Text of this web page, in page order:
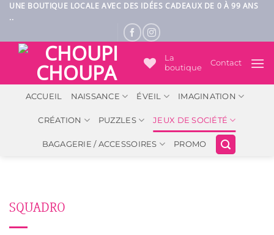
Passer
au
UNE BOUTIQUE LOCALE AVEC DES IDÉES CADEAUX DE 0 À 99 ANS
..
La
boutique
Contact
ACCUEIL NAISSANCE ÉVEIL IMAGINATION
CRÉATION PUZZLES JEUX DE SOCIÉTÉ
BAGAGERIE / ACCESSOIRES PROMO
SQUADRO